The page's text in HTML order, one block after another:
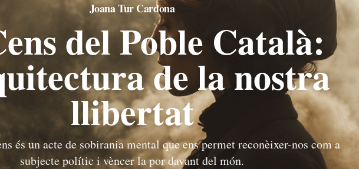
Joana Tur Cardona
del Poble Català:
de la nostra
llibertat
és un acte de sobirania mental que ens permet reconèixer-nos com a
subjecte polític i vèncer la por davant del món.